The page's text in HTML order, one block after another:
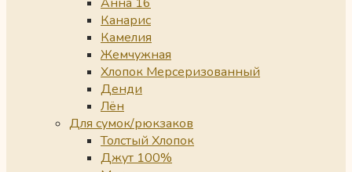
Канарис
Камелия
Жемчужная
Хлопок Мерсеризованный
Денди
Лён
Для сумок/рюкзаков
Толстый Хлопок
Джут 100%